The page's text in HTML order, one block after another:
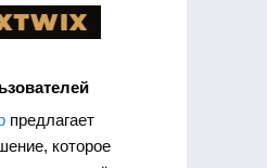
предлагает
которое